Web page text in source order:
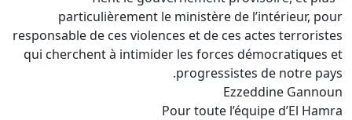
particulièrement le ministère de l’intérieur, pour
responsable de ces violences et de ces actes terroristes
qui cherchent à intimider les forces démocratiques et
progressistes de notre pays.
Ezzeddine Gannoun
Pour toute l’équipe d’El Hamra